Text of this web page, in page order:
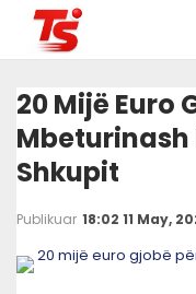
20 Mijë Euro
Mbeturinash
Shkupit
Publikuar 18:02 11 May,